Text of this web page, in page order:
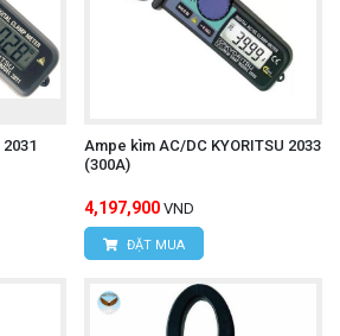
Ampe kìm AC/DC KYORITSU 2033
(300A)
4,197,900 VND
ĐẶT MUA